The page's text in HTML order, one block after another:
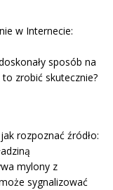
w Internecie:
sposób na
zrobić skutecznie?
rozpoznać źródło:
mylony z
sygnalizować